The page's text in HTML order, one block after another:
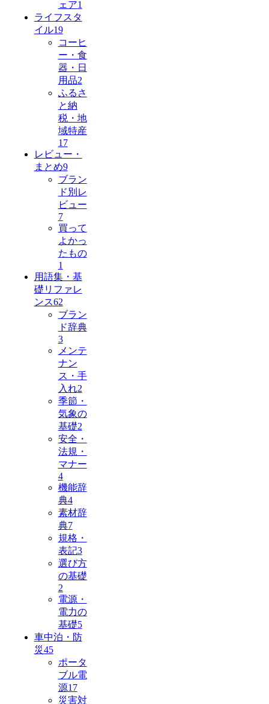
ェア1
ライフスタ
イル19
コーヒ
ー・食
器・日
用品2
ふるさ
と納
税・地
域特産
17
レビュー・
まとめ9
ブラン
ド別レ
ビュー
7
買って
よかっ
たもの
1
用語集・基
礎リファレ
ンス62
ブラン
ド辞典
3
メンテ
ナン
ス・手
入れ2
季節・
気象の
基礎2
安全・
法規・
マナー
4
機能辞
典4
素材辞
典7
規格・
表記3
選び方
の基礎
2
電源・
電力の
基礎5
車中泊・防
災45
ポータ
ブル電
源17
災害対